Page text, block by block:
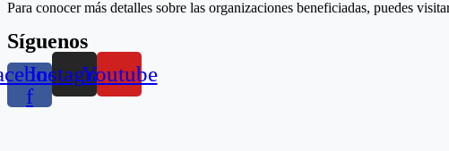
Para conocer más detalles sobre las organizaciones beneficiadas, puedes
Síguenos
f
InstagramYoutube